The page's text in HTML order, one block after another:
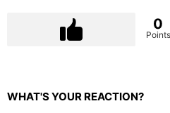
0
Points
WHAT'S YOUR REACTION?